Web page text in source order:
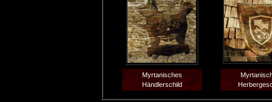
Myrtanisches
Händlerschild